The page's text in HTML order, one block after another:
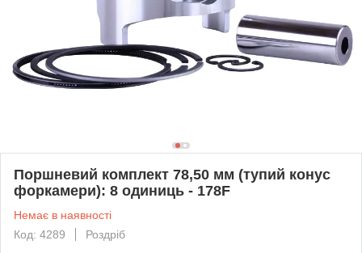
Поршневий комплект 78,50 мм (тупий конус
форкамери): 8 одиниць - 178F
Немає в наявності
Код: 4289
Роздріб